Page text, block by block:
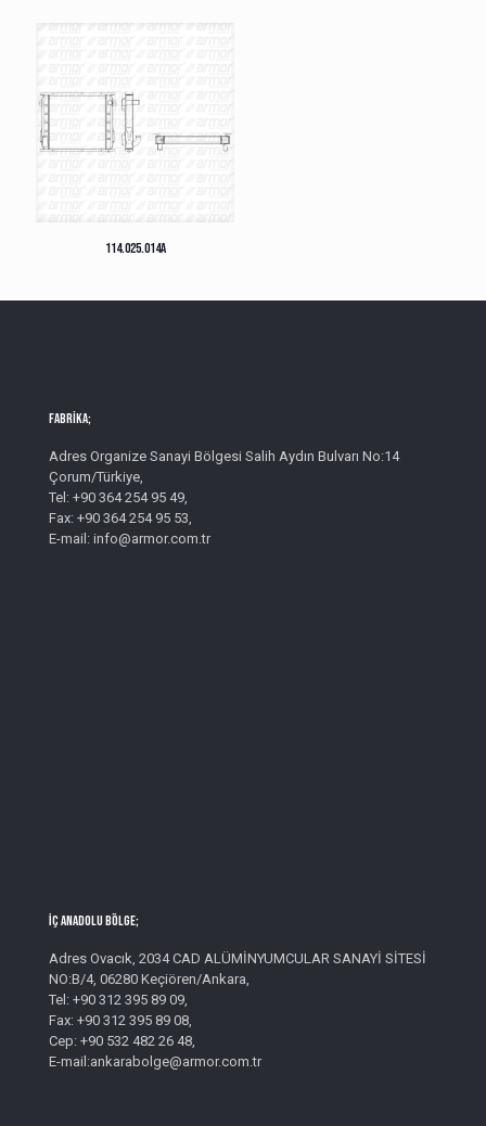
114.025.014A
Fabrika;
Adres Organize Sanayi Bölgesi Salih Aydın Bulvarı No:14
Çorum/Türkiye,
Tel: +90 364 254 95 49,
Fax: +90 364 254 95 53,
E-mail: info@armor.com.tr
İç Anadolu Bölge;
Adres Ovacık, 2034 CAD ALÜMİNYUMCULAR SANAYİ SİTESİ
NO:B/4, 06280 Keçiören/Ankara,
Tel: +90 312 395 89 09,
Fax: +90 312 395 89 08,
Cep: +90 532 482 26 48,
E-mail:ankarabolge@armor.com.tr